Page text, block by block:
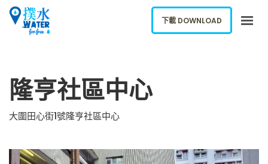
下載應用
ENGLISH
隆亨社區中心
大圍田心街1號隆亨社區中心
下載 DOWNLOAD